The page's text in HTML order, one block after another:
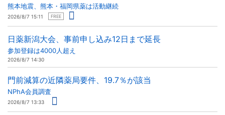
熊本地震、熊本・福岡県薬は活動継続
2026/8/7 15:11 FREE
日薬新潟大会、事前申し込み12日まで延長
参加登録は4000人超え
2026/8/7 14:30
門前減算の近隣薬局要件、19.7％が該当
NPhA会員調査
2026/8/7 13:33